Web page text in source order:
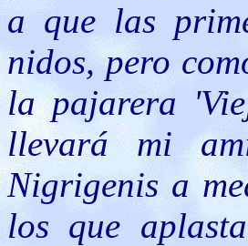
a que las
nidos, pero
la pajarera
llevará mi
Nigrigenis a
los que